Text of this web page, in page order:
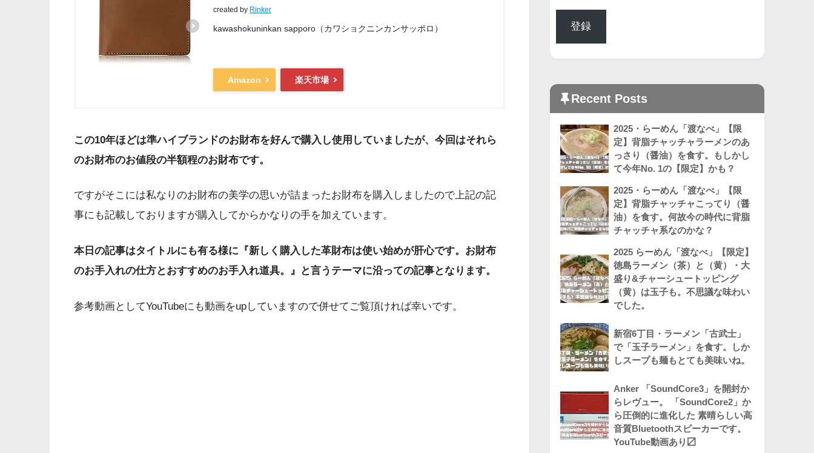
created by Rinker
kawashokuninkan sapporo（カワショクニンカンサッポロ）
Amazon 楽天市場
この10年ほどは準ハイブランドのお財布を好んで購入し使用していましたが、今回はそれら
のお財布のお値段の半額程のお財布です。
ですがそこには私なりのお財布の美学の思いが詰まったお財布を購入しましたので上記の記
事にも記載しておりますが購入してからかなりの手を加えています。
本日の記事はタイトルにも有る様に『新しく購入した革財布は使い始めが肝心です。お財布
のお手入れの仕方とおすすめのお手入れ道具。』と言うテーマに沿っての記事となります。
参考動画としてYouTubeにも動画をupしていますので併せてご覧頂ければ幸いです。
登録
Recent Posts
2025・らーめん「渡なべ」【限
定】背脂チャッチャラーメンのあ
っさり（醤油）を食す。もしかし
て今年No. 1の【限定】かも？
2025・らーめん「渡なべ」【限
定】背脂チャッチャこってり（醤
油）を食す。何故今の時代に背脂
チャッチャ系なのかな？
2025 らーめん「渡なべ」【限定】
徳島ラーメン（茶）と（黄）・大
盛り&チャーシュートッピング
（黄）は玉子も。不思議な味わい
でした。
新宿6丁目・ラーメン「古武士」
で「玉子ラーメン」を食す。しか
しスープも麺もとても美味いね。
Anker 「SoundCore3」を開封か
らレヴュー。 「SoundCore2」か
ら圧倒的に進化した 素晴らしい高
音質Bluetoothスピーカーです。
YouTube動画あり〼